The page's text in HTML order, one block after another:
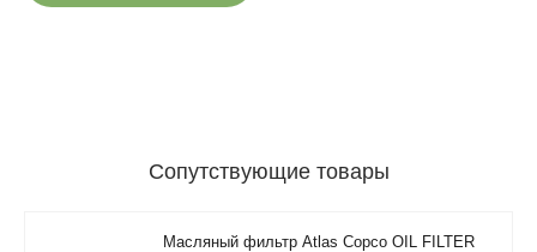
Сопутствующие товары
Масляный фильтр Atlas Copco OIL FILTER